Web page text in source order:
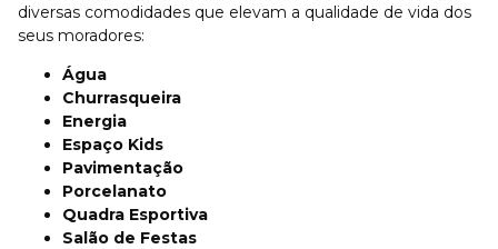
diversas comodidades que elevam a qualidade de vida dos
seus moradores:
Água
Churrasqueira
Energia
Espaço Kids
Pavimentação
Porcelanato
Quadra Esportiva
Salão de Festas